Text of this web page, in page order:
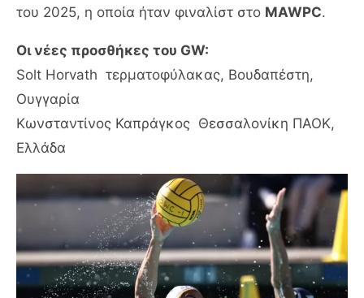
του 2025, η οποία ήταν φιναλίστ στο MAWPC.
Οι νέες προσθήκες του GW:
Solt Horvath τερματοφύλακας, Βουδαπέστη,
Ουγγαρία
Κωνσταντίνος Καπράγκος Θεσσαλονίκη ΠΑΟΚ,
Ελλάδα